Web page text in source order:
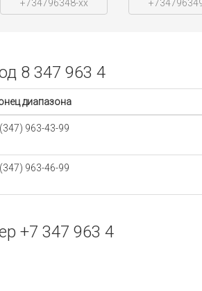
+734796348-xx
8 347 963 4
диапазона
963-43-99
963-46-99
+7 347 963 4